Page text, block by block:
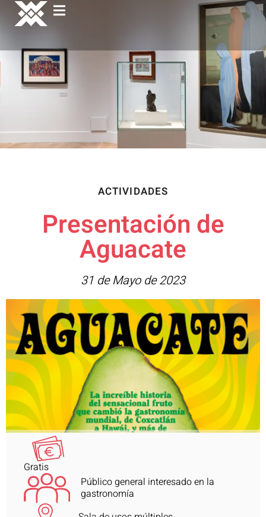
ACTIVIDADES
Presentación de
Aguacate
31 de Mayo de 2023
Gratis
Público general interesado en la
gastronomía